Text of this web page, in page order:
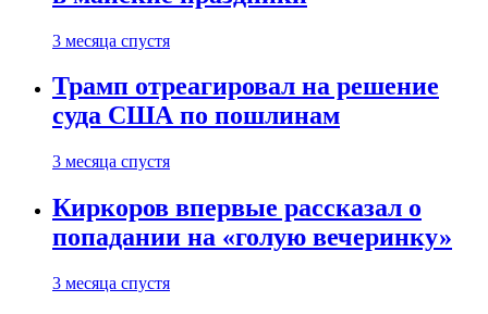
3 месяца спустя
Трамп отреагировал на решение
суда США по пошлинам
3 месяца спустя
Киркоров впервые рассказал о
попадании на «голую вечеринку»
3 месяца спустя